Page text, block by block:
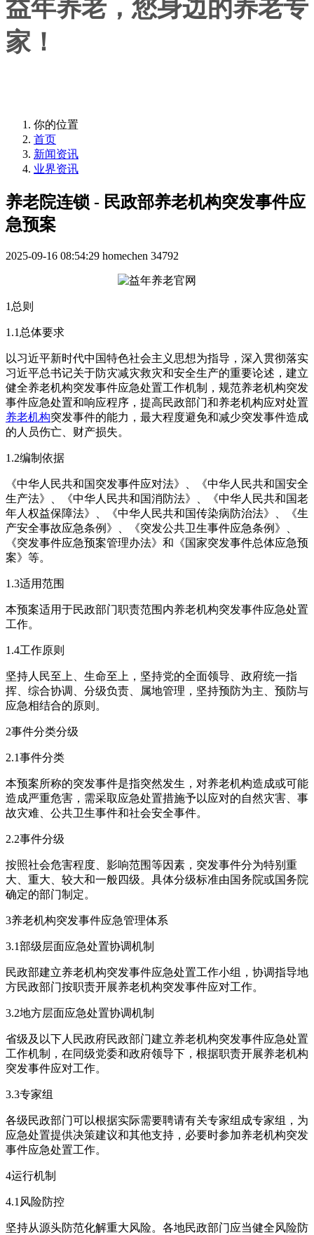
益年养老，您身边的养老专
家！
你的位置
首页
新闻资讯
业界资讯
养老院连锁 - 民政部养老机构突发事件应
急预案
2025-09-16 08:54:29 homechen 34792
1总则
1.1总体要求
以习近平新时代中国特色社会主义思想为指导，深入贯彻落实
习近平总书记关于防灾减灾救灾和安全生产的重要论述，建立
健全养老机构突发事件应急处置工作机制，规范养老机构突发
事件应急处置和响应程序，提高民政部门和养老机构应对处置
养老机构突发事件的能力，最大程度避免和减少突发事件造成
的人员伤亡、财产损失。
1.2编制依据
《中华人民共和国突发事件应对法》、《中华人民共和国安全
生产法》、《中华人民共和国消防法》、《中华人民共和国老
年人权益保障法》、《中华人民共和国传染病防治法》、《生
产安全事故应急条例》、《突发公共卫生事件应急条例》、
《突发事件应急预案管理办法》和《国家突发事件总体应急预
案》等。
1.3适用范围
本预案适用于民政部门职责范围内养老机构突发事件应急处置
工作。
1.4工作原则
坚持人民至上、生命至上，坚持党的全面领导、政府统一指
挥、综合协调、分级负责、属地管理，坚持预防为主、预防与
应急相结合的原则。
2事件分类分级
2.1事件分类
本预案所称的突发事件是指突然发生，对养老机构造成或可能
造成严重危害，需采取应急处置措施予以应对的自然灾害、事
故灾难、公共卫生事件和社会安全事件。
2.2事件分级
按照社会危害程度、影响范围等因素，突发事件分为特别重
大、重大、较大和一般四级。具体分级标准由国务院或国务院
确定的部门制定。
3养老机构突发事件应急管理体系
3.1部级层面应急处置协调机制
民政部建立养老机构突发事件应急处置工作小组，协调指导地
方民政部门按职责开展养老机构突发事件应对工作。
3.2地方层面应急处置协调机制
省级及以下人民政府民政部门建立养老机构突发事件应急处置
工作机制，在同级党委和政府领导下，根据职责开展养老机构
突发事件应对工作。
3.3专家组
各级民政部门可以根据实际需要聘请有关专家组成专家组，为
应急处置提供决策建议和其他支持，必要时参加养老机构突发
事件应急处置工作。
4运行机制
4.1风险防控
坚持从源头防范化解重大风险。各地民政部门应当健全风险防